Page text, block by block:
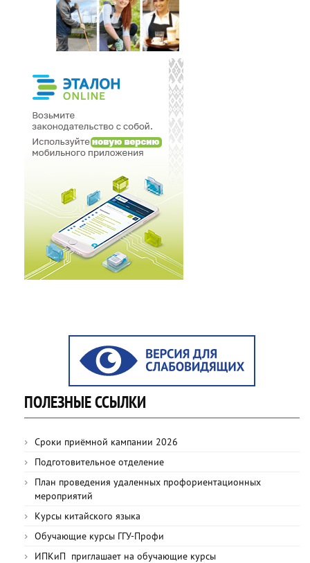
ПОЛЕЗНЫЕ ССЫЛКИ
Сроки приёмной кампании 2026
Подготовительное отделение
План проведения удаленных профориентационных
мероприятий
Курсы китайского языка
Обучающие курсы ГГУ-Профи
ИПКиП приглашает на обучающие курсы